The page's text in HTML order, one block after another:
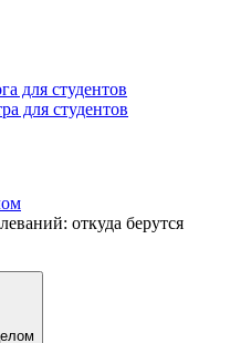
для студентов
для студентов
откуда берутся